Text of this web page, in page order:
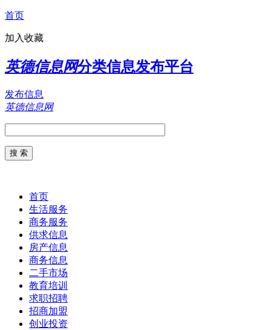
首页
加入收藏
英德信息网分类信息发布平台
发布信息
英德信息网
首页
生活服务
商务服务
供求信息
房产信息
商务信息
二手市场
教育培训
求职招聘
招商加盟
创业投资